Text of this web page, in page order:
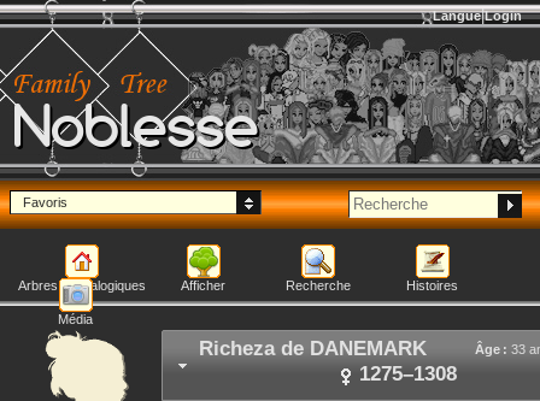
Noblesse
Langue Login
Favoris
Arbres généalogiques Afficher Recherche Histoires
Média
Richezade DANEMARK Âge : 33
1275–1308